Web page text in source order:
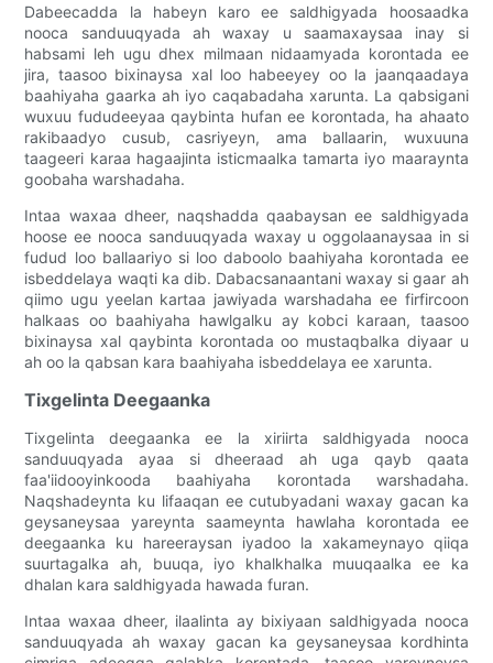
Dabeecadda la habeyn karo ee saldhigyada hoosaadka
nooca sanduuqyada ah waxay u saamaxaysaa inay si
habsami leh ugu dhex milmaan nidaamyada korontada ee
jira, taasoo bixinaysa xal loo habeeyey oo la jaanqaadaya
baahiyaha gaarka ah iyo caqabadaha xarunta. La qabsigani
wuxuu fududeeyaa qaybinta hufan ee korontada, ha ahaato
rakibaadyo cusub, casriyeyn, ama ballaarin, wuxuuna
taageeri karaa hagaajinta isticmaalka tamarta iyo maaraynta
goobaha warshadaha.
Intaa waxaa dheer, naqshadda qaabaysan ee saldhigyada
hoose ee nooca sanduuqyada waxay u oggolaanaysaa in si
fudud loo ballaariyo si loo daboolo baahiyaha korontada ee
isbeddelaya waqti ka dib. Dabacsanaantani waxay si gaar ah
qiimo ugu yeelan kartaa jawiyada warshadaha ee firfircoon
halkaas oo baahiyaha hawlgalku ay kobci karaan, taasoo
bixinaysa xal qaybinta korontada oo mustaqbalka diyaar u
ah oo la qabsan kara baahiyaha isbeddelaya ee xarunta.
Tixgelinta Deegaanka
Tixgelinta deegaanka ee la xiriirta saldhigyada nooca
sanduuqyada ayaa si dheeraad ah uga qayb qaata
faa'iidooyinkooda baahiyaha korontada warshadaha.
Naqshadeynta ku lifaaqan ee cutubyadani waxay gacan ka
geysaneysaa yareynta saameynta hawlaha korontada ee
deegaanka ku hareeraysan iyadoo la xakameynayo qiiqa
suurtagalka ah, buuqa, iyo khalkhalka muuqaalka ee ka
dhalan kara saldhigyada hawada furan.
Intaa waxaa dheer, ilaalinta ay bixiyaan saldhigyada nooca
sanduuqyada ah waxay gacan ka geysaneysaa kordhinta